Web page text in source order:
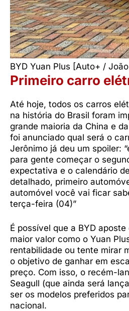
BYD Yuan Plus [Auto+ /
Primeiro carro
Até hoje, todos os carros
na história do Brasil foram
grande maioria da China e
foi anunciado qual será o
Jerônimo já deu um spoiler:
para gente começar o
expectativa e o calendário
detalhado, primeiro
automóvel você vai ficar
terça-feira (04)”
É possível que a BYD
maior valor como o Yuan
rentabilidade ou tente mirar
o objetivo de ganhar em
preço. Com isso, o recém-
Seagull (que ainda será
ser os modelos preferidos
nacional.